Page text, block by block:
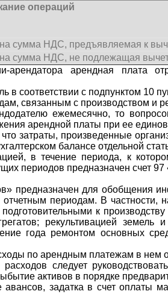
операций
сумма НДС, предъявляемая к
сумма НДС, не подлежащая
арендатора арендная плата
в соответствии с подпунктом 10
связанным с производством и
ежемесячно, то
арендной платы при ее
затраты, произведенные
балансе отдельной
в течение периода, к
периодов предназначен счет
предназначен для обобщения
периодам. В частности,
к
рекультивацией
года ремонтом основных
по арендным платежам в нем
следует
активов в порядке
авансов, задатка в счет оплаты